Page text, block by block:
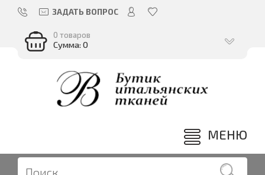
ЗАДАТЬ ВОПРОС
0 товаров
Сумма: 0
МЕНЮ